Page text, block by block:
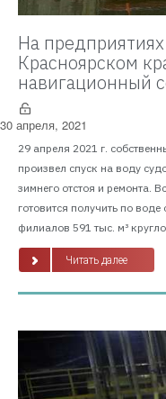
На
Красноярском
навигационный
30 апреля, 2021
29 апреля 2021 г.
произвел спуск на воду
зимнего отстоя и ремонта.
готовится получить по
филиалов 591 тыс. м³
Читать далее